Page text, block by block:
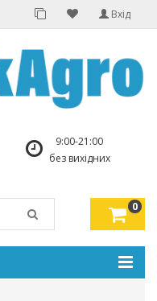
Вхід
9:00-21:00
без вихідних
0